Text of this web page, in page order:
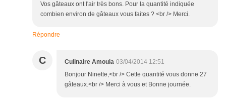
Vos gâteaux ont l'air très bons. Pour la quantité indiquée
combien environ de gâteaux vous faites ? <br /> Merci.
Répondre
C Culinaire Amoula 03/04/2014 12:51
Bonjour Ninette,<br /> Cette quantité vous donne 27
gâteaux.<br /> Merci à vous et Bonne journée.